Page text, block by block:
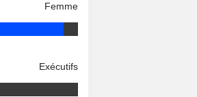
Femme
Exécutifs